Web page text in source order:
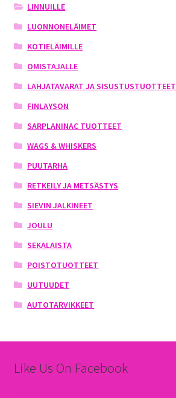
LINNUILLE
LUONNONELÄIMET
KOTIELÄIMILLE
OMISTAJALLE
LAHJATAVARAT JA SISUSTUSTUOTTEET
FINLAYSON
SARPLANINAC TUOTTEET
WAGS & WHISKERS
PUUTARHA
RETKEILY JA METSÄSTYS
SIEVIN JALKINEET
JOULU
SEKALAISTA
POISTOTUOTTEET
UUTUUDET
AUTOTARVIKKEET
Like Us On Facebook